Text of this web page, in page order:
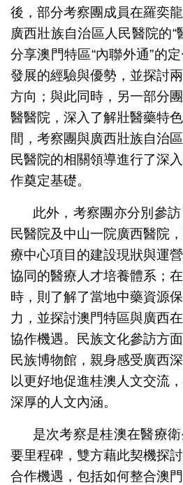
後，部分考察團成員在羅奕
廣西壯族自治區人民醫院的“
分享澳門特區“內聯外通”的
發展的經驗與優勢，並探討
方向；與此同時，另一部分
醫醫院，深入了解壯醫藥特
間，考察團與廣西壯族自治
民醫院的相關領導進行了深
作奠定基礎。
此外，考察團亦分別參
民醫院及中山一院廣西醫院
療中心項目的建設現狀與運
協同的醫療人才培養體系；
時，則了解了當地中藥資源
力，並探討澳門特區與廣西
協作機遇。民族文化參訪方
民族博物館，親身感受廣西
以更好地促進桂澳人文交流
深厚的人文內涵。
是次考察是桂澳在醫療
要里程碑，雙方藉此契機探
合作機遇，包括如何整合澳